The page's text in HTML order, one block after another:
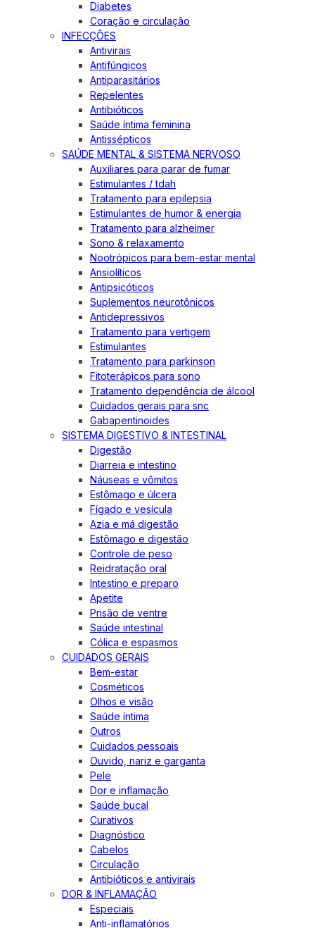
Diabetes
Coração e circulação
INFECÇÕES
Antivirais
Antifúngicos
Antiparasitários
Repelentes
Antibióticos
Saúde íntima feminina
Antissépticos
SAÚDE MENTAL & SISTEMA NERVOSO
Auxiliares para parar de fumar
Estimulantes / tdah
Tratamento para epilepsia
Estimulantes de humor & energia
Tratamento para alzheimer
Sono & relaxamento
Nootrópicos para bem-estar mental
Ansiolíticos
Antipsicóticos
Suplementos neurotônicos
Antidepressivos
Tratamento para vertigem
Estimulantes
Tratamento para parkinson
Fitoterápicos para sono
Tratamento dependência de álcool
Cuidados gerais para snc
Gabapentinoides
SISTEMA DIGESTIVO & INTESTINAL
Digestão
Diarreia e intestino
Náuseas e vômitos
Estômago e úlcera
Fígado e vesícula
Azia e má digestão
Estômago e digestão
Controle de peso
Reidratação oral
Intestino e preparo
Apetite
Prisão de ventre
Saúde intestinal
Cólica e espasmos
CUIDADOS GERAIS
Bem-estar
Cosméticos
Olhos e visão
Saúde íntima
Outros
Cuidados pessoais
Ouvido, nariz e garganta
Pele
Dor e inflamação
Saúde bucal
Curativos
Diagnóstico
Cabelos
Circulação
Antibióticos e antivirais
DOR & INFLAMAÇÃO
Especiais
Anti-inflamatórios